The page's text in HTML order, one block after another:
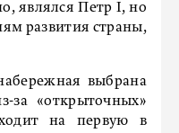
являлся Петр I, но
развития страны,
выбрана
за «открыточных»
на первую в